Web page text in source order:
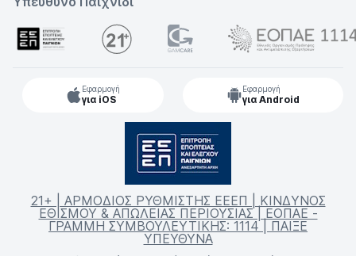
Εφαρμογή
για iOS
Εφαρμογή
για Android
21+ | ΑΡΜΟΔΙΟΣ ΡΥΘΜΙΣΤΗΣ ΕΕΕΠ | ΚΙΝΔΥΝΟΣ
ΕΘΙΣΜΟΥ & ΑΠΩΛΕΙΑΣ ΠΕΡΙΟΥΣΙΑΣ | ΕΟΠΑΕ -
ΓΡΑΜΜΗ ΣΥΜΒΟΥΛΕΥΤΙΚΗΣ: 1114 | ΠΑΙΞΕ
ΥΠΕΥΘΥΝΑ